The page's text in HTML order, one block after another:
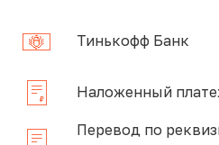
Тинькофф Банк
Наложенный
Перевод по